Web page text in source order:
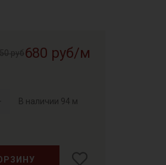
руб680 руб/м
В наличии 94 м